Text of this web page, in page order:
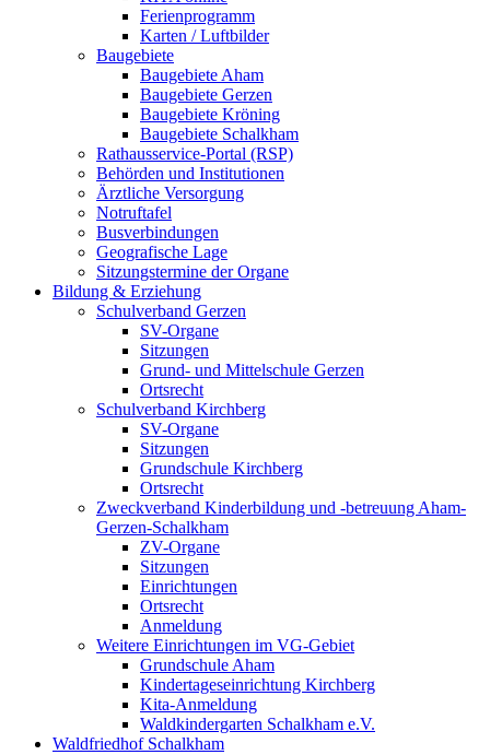
Ferienprogramm
Karten / Luftbilder
Baugebiete
Baugebiete Aham
Baugebiete Gerzen
Baugebiete Kröning
Baugebiete Schalkham
Rathausservice-Portal (RSP)
Behörden und Institutionen
Ärztliche Versorgung
Notruftafel
Busverbindungen
Geografische Lage
Sitzungstermine der Organe
Bildung & Erziehung
Schulverband Gerzen
SV-Organe
Sitzungen
Grund- und Mittelschule Gerzen
Ortsrecht
Schulverband Kirchberg
SV-Organe
Sitzungen
Grundschule Kirchberg
Ortsrecht
Zweckverband Kinderbildung und -betreuung Aham-
Gerzen-Schalkham
ZV-Organe
Sitzungen
Einrichtungen
Ortsrecht
Anmeldung
Weitere Einrichtungen im VG-Gebiet
Grundschule Aham
Kindertageseinrichtung Kirchberg
Kita-Anmeldung
Waldkindergarten Schalkham e.V.
Waldfriedhof Schalkham